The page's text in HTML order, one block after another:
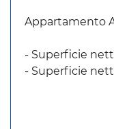
Appartamento
- Superficie
- Superficie